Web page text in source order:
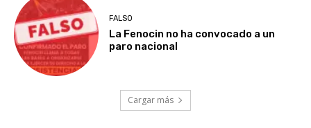
FALSO
La Fenocin no ha convocado a un
paro nacional
Cargar más